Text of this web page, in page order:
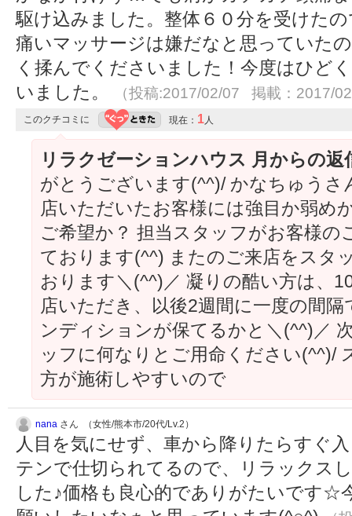
駆け込みました。整体６０分を受けた
痛いマッサージは嫌だなと思っていた
く揉んでくださいました！今度はひど
いました。
（投稿:2017/02/07 掲載：2017/
このクチコミに 現在： 1人
リラクゼーションハウス 月からの返
がとうございます(^^)/ かなちゅうさ
店いただいたお客様には強目か弱め
ご希望か？ 担当スタッフがお客様の
ております(^^) またのご来店をスタ
おります＼(^^)／ 凝りの酷い方は、
店いただき、以後2週間に一度の間
ンディションが保てるかと＼(^^)／
ッフに何なりとご用命ください(^^)/
方が施術しやすいので
nana さん （女性/熊本市/20代/Lv.2）
人目を気にせず、車から降りたらすぐ
テンで仕切られてるので、リラックス
した♪価格も良心的でありがたいです☆